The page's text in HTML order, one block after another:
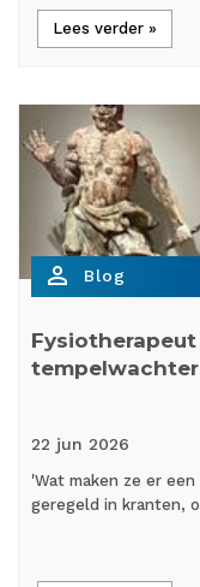
Lees verder »
person_outline Blog
Fysiotherapeut
22 jun 2026
'Wat maken ze er
geregeld in kranten,